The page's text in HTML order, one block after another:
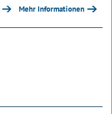
Mehr Informationen